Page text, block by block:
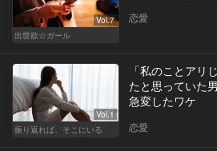
Vol.7
出世欲☆ガール
恋愛
Vol.1
振り返れば、そこにいる
「私のことアリ
たと思っていた
急変したワケ
恋愛